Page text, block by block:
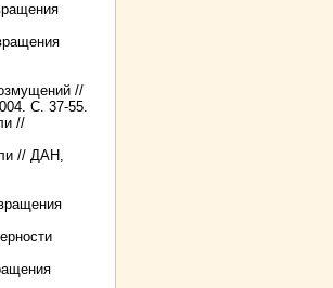
//
С. 37-55.
//
// ДАН,